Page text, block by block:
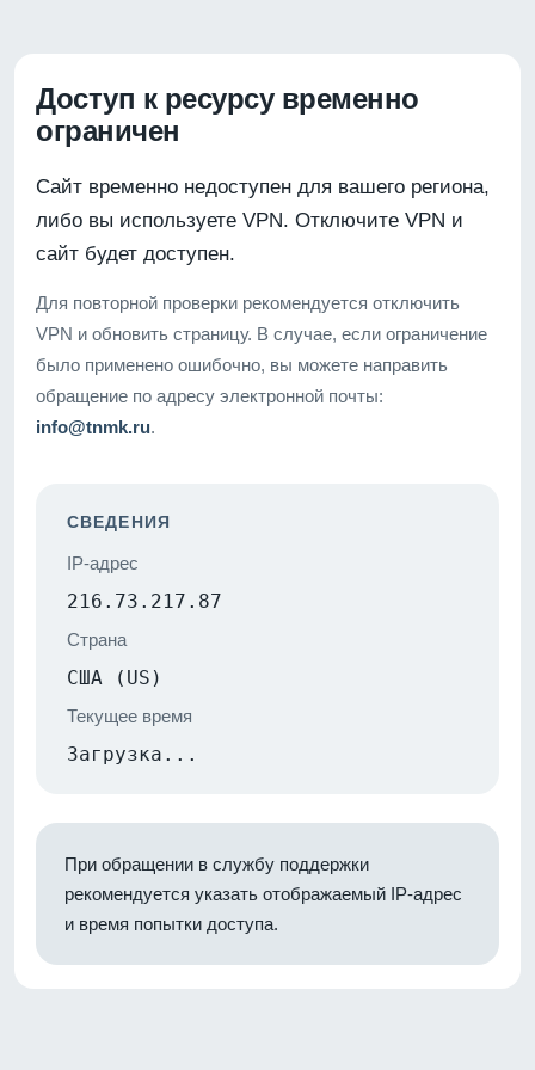
Доступ к ресурсу временно
ограничен
Сайт временно недоступен для вашего региона,
либо вы используете VPN. Отключите VPN и
сайт будет доступен.
Для повторной проверки рекомендуется отключить
VPN и обновить страницу. В случае, если ограничение
было применено ошибочно, вы можете направить
обращение по адресу электронной почты:
info@tnmk.ru.
СВЕДЕНИЯ
IP-адрес
216.73.217.87
Страна
США (US)
Текущее время
Загрузка...
При обращении в службу поддержки
рекомендуется указать отображаемый IP-адрес
и время попытки доступа.